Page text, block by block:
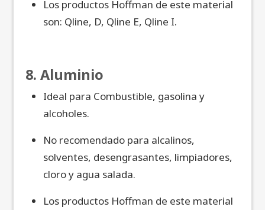
Los productos Hoffman de este material
son: Qline, D, Qline E, Qline I.
8. Aluminio
Ideal para Combustible, gasolina y
alcoholes.
No recomendado para alcalinos,
solventes, desengrasantes, limpiadores,
cloro y agua salada.
Los productos Hoffman de este material